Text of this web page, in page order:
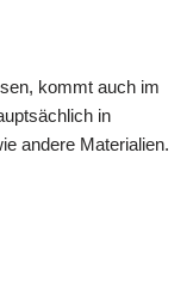
kommt auch im
in
andere Materialien.